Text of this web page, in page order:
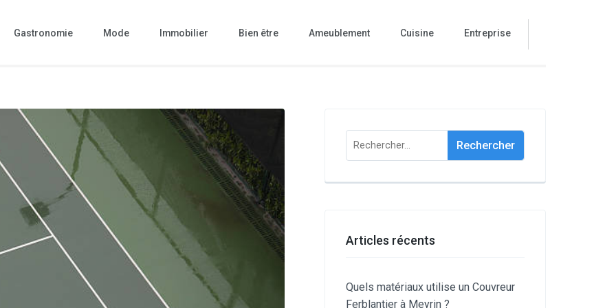
Gastronomie Mode Immobilier Bien être Ameublement Cuisine Entreprise
Rechercher :
Articles récents
Quels matériaux utilise un Couvreur
Ferblantier à Meyrin ?